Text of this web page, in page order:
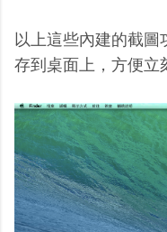
以上這些內建的截
存到桌面上，方便立